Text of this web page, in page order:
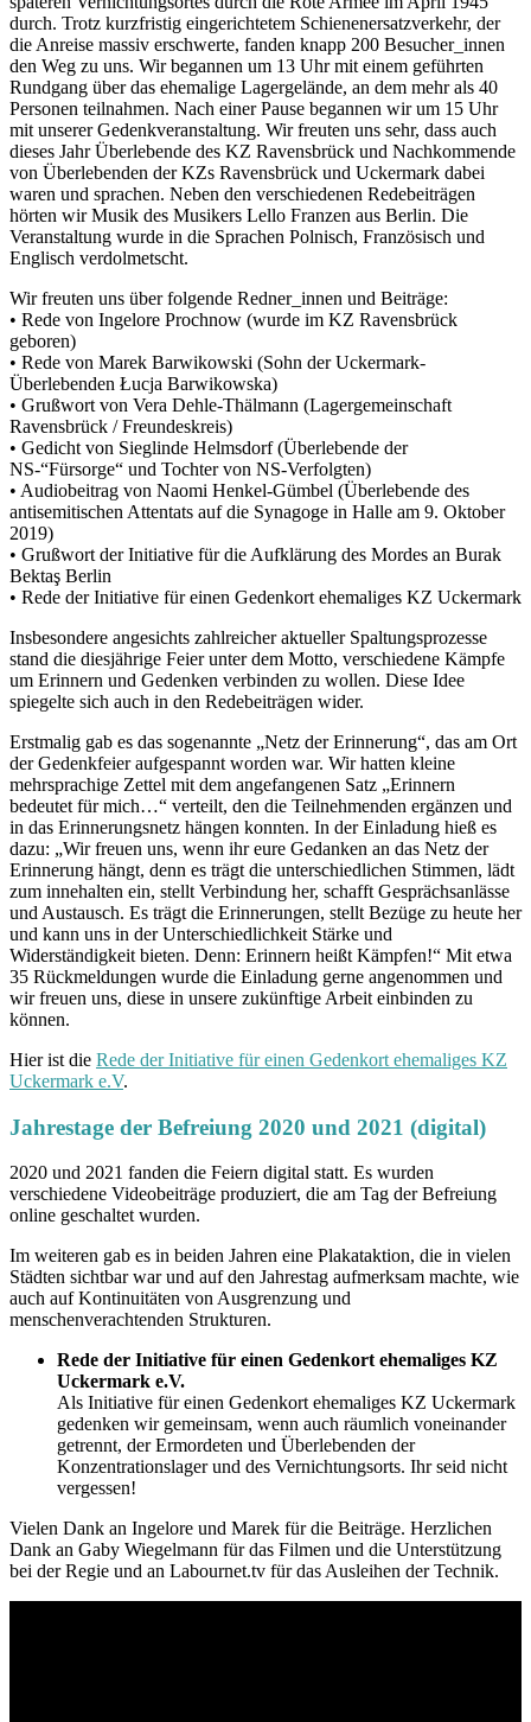
durch. Trotz kurzfristig eingerichtetem Schienenersatzverkehr, der
die Anreise massiv erschwerte, fanden knapp 200 Besucher_innen
den Weg zu uns. Wir begannen um 13 Uhr mit einem geführten
Rundgang über das ehemalige Lagergelände, an dem mehr als 40
Personen teilnahmen. Nach einer Pause begannen wir um 15 Uhr
mit unserer Gedenkveranstaltung. Wir freuten uns sehr, dass auch
dieses Jahr Überlebende des KZ Ravensbrück und Nachkommende
von Überlebenden der KZs Ravensbrück und Uckermark dabei
waren und sprachen. Neben den verschiedenen Redebeiträgen
hörten wir Musik des Musikers Lello Franzen aus Berlin. Die
Veranstaltung wurde in die Sprachen Polnisch, Französisch und
Englisch verdolmetscht.
Wir freuten uns über folgende Redner_innen und Beiträge:
• Rede von Ingelore Prochnow (wurde im KZ Ravensbrück
geboren)
• Rede von Marek Barwikowski (Sohn der Uckermark-
Überlebenden Łucja Barwikowska)
• Grußwort von Vera Dehle-Thälmann (Lagergemeinschaft
Ravensbrück / Freundeskreis)
• Gedicht von Sieglinde Helmsdorf (Überlebende der
NS-“Fürsorge“ und Tochter von NS-Verfolgten)
• Audiobeitrag von Naomi Henkel-Gümbel (Überlebende des
antisemitischen Attentats auf die Synagoge in Halle am 9. Oktober
2019)
• Grußwort der Initiative für die Aufklärung des Mordes an Burak
Bektaş Berlin
• Rede der Initiative für einen Gedenkort ehemaliges KZ Uckermark
Insbesondere angesichts zahlreicher aktueller Spaltungsprozesse
stand die diesjährige Feier unter dem Motto, verschiedene Kämpfe
um Erinnern und Gedenken verbinden zu wollen. Diese Idee
spiegelte sich auch in den Redebeiträgen wider.
Erstmalig gab es das sogenannte „Netz der Erinnerung“, das am Ort
der Gedenkfeier aufgespannt worden war. Wir hatten kleine
mehrsprachige Zettel mit dem angefangenen Satz „Erinnern
bedeutet für mich…“ verteilt, den die Teilnehmenden ergänzen und
in das Erinnerungsnetz hängen konnten. In der Einladung hieß es
dazu: „Wir freuen uns, wenn ihr eure Gedanken an das Netz der
Erinnerung hängt, denn es trägt die unterschiedlichen Stimmen, lädt
zum innehalten ein, stellt Verbindung her, schafft Gesprächsanlässe
und Austausch. Es trägt die Erinnerungen, stellt Bezüge zu heute her
und kann uns in der Unterschiedlichkeit Stärke und
Widerständigkeit bieten. Denn: Erinnern heißt Kämpfen!“ Mit etwa
35 Rückmeldungen wurde die Einladung gerne angenommen und
wir freuen uns, diese in unsere zukünftige Arbeit einbinden zu
können.
Hier ist die Rede der Initiative für einen Gedenkort ehemaliges KZ
Uckermark e.V.
Jahrestage der Befreiung 2020 und 2021 (digital)
2020 und 2021 fanden die Feiern digital statt. Es wurden
verschiedene Videobeiträge produziert, die am Tag der Befreiung
online geschaltet wurden.
Im weiteren gab es in beiden Jahren eine Plakataktion, die in vielen
Städten sichtbar war und auf den Jahrestag aufmerksam machte, wie
auch auf Kontinuitäten von Ausgrenzung und
menschenverachtenden Strukturen.
Rede der Initiative für einen Gedenkort ehemaliges KZ
Uckermark e.V.
Als Initiative für einen Gedenkort ehemaliges KZ Uckermark
gedenken wir gemeinsam, wenn auch räumlich voneinander
getrennt, der Ermordeten und Überlebenden der
Konzentrationslager und des Vernichtungsorts. Ihr seid nicht
vergessen!
Vielen Dank an Ingelore und Marek für die Beiträge. Herzlichen
Dank an Gaby Wiegelmann für das Filmen und die Unterstützung
bei der Regie und an Labournet.tv für das Ausleihen der Technik.